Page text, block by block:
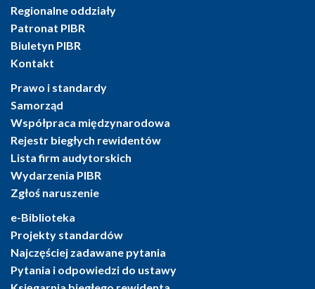
Regionalne oddziały
Patronat PIBR
Biuletyn PIBR
Kontakt
Prawo i standardy
Samorząd
Współpraca międzynarodowa
Rejestr biegłych rewidentów
Lista firm audytorskich
Wydarzenia PIBR
Zgłoś naruszenie
e-Biblioteka
Projekty standardów
Najczęściej zadawane pytania
Pytania i odpowiedzi do ustawy